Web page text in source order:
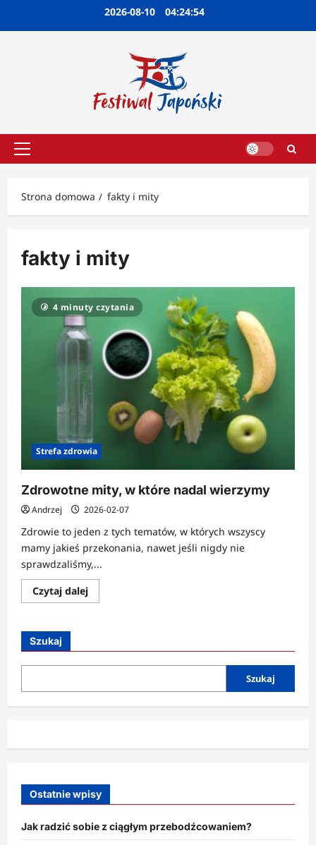
2026-08-10 04:24:55
Menu
Strona domowa
fakty i mity
fakty i mity
4 minuty czytania
Strefa zdrowia
Zdrowotne mity, w które nadal wierzymy
Andrzej 2026-02-07
Zdrowie to jeden z tych tematów, w których wszyscy
mamy jakieś przekonania, nawet jeśli nigdy nie
sprawdzaliśmy,...
Czytaj dalejDowiedz
się
w
nadal
Szukaj
Szukaj
Ostatnie wpisy
Jak radzić sobie z ciągłym przebodźcowaniem?